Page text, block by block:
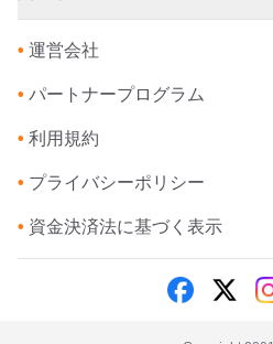
• 運営会社
• パートナープログラム
• 利用規約
• プライバシーポリシー
• 資金決済法に基づく表示